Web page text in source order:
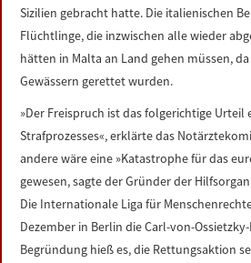
DATENSCHUTZERKLÄRUNG
IMPRESSUM
Sizilien gebracht hatte. Die italienischen
Flüchtlinge, die inzwischen alle wieder
hätten in Malta an Land gehen müssen,
Gewässern gerettet wurden.
»Der Freispruch ist das folgerichtige Urteil
Strafprozesses«, erklärte das
andere wäre eine »Katastrophe für das
gewesen, sagte der Gründer der
Die Internationale Liga für
Dezember in Berlin die Carl-von-
Begründung hieß es, die Rettungsaktion